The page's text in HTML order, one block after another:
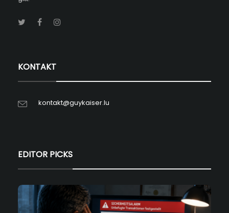
KONTAKT
kontakt@guykaiser.lu
EDITOR PICKS